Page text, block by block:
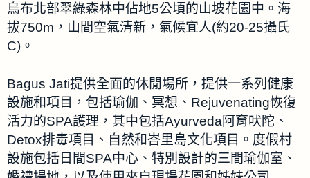
烏布北部翠綠森林中佔地5公頃的山坡花園中。海
拔750m，山間空氣清新，氣候宜人(約20-25攝氏
C)。
Bagus Jati提供全面的休閒場所，提供一系列健康
設施和項目，包括瑜伽、冥想、Rejuvenating恢復
活力的SPA護理，其中包括Ayurveda阿育吠陀、
Detox排毒項目、自然和峇里島文化項目。度假村
設施包括日間SPA中心、特別設計的三間瑜伽室、